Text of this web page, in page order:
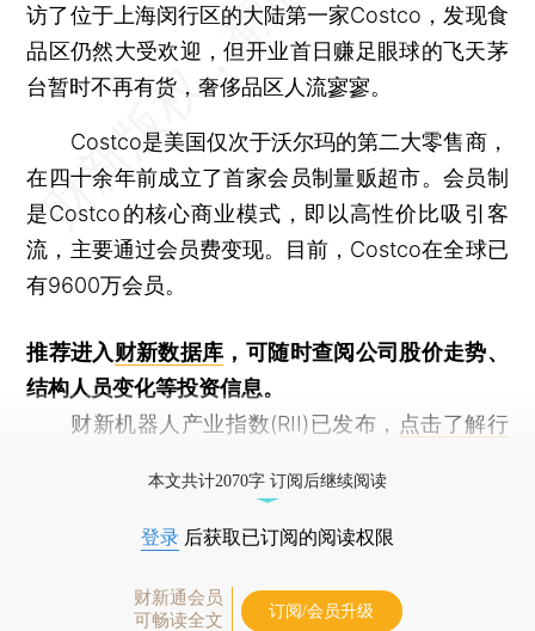
访了位于上海闵行区的大陆第一家Costco，发现食
品区仍然大受欢迎，但开业首日赚足眼球的飞天茅
台暂时不再有货，奢侈品区人流寥寥。
Costco是美国仅次于沃尔玛的第二大零售商，
在四十余年前成立了首家会员制量贩超市。会员制
是Costco的核心商业模式，即以高性价比吸引客
流，主要通过会员费变现。目前，Costco在全球已
有9600万会员。
推荐进入财新数据库 ，可随时查阅公司股价走势、
结构人员变化等投资信息。
财新机器人产业指数(RII)已发布， 点击了解行
本文共计2070字 订阅后继续阅读
登录 后获取已订阅的阅读权限
财新通会员
可畅读全文
订阅/会员升级